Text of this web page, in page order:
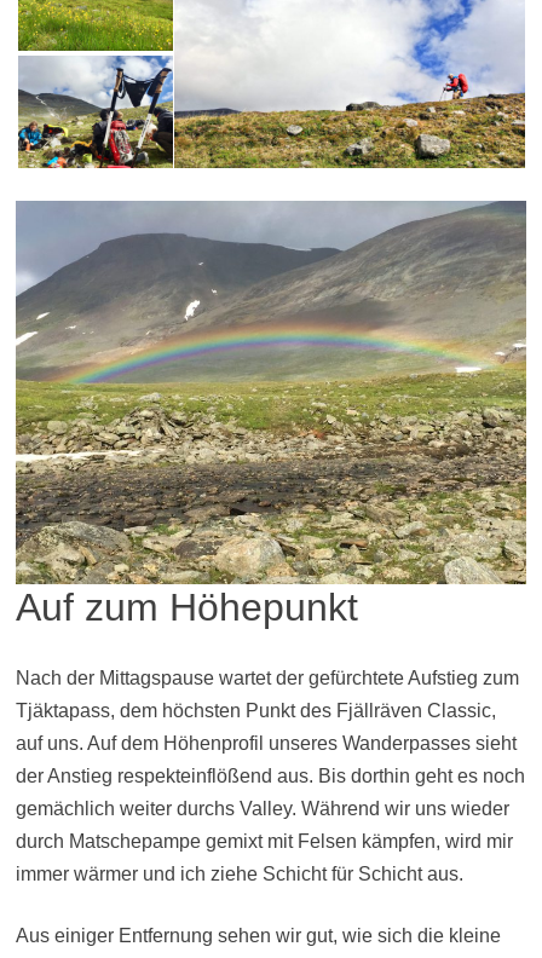
Auf zum Höhepunkt
Nach der Mittagspause wartet der gefürchtete Aufstieg zum
Tjäktapass, dem höchsten Punkt des Fjällräven Classic,
auf uns. Auf dem Höhenprofil unseres Wanderpasses sieht
der Anstieg respekteinflößend aus. Bis dorthin geht es noch
gemächlich weiter durchs Valley. Während wir uns wieder
durch Matschepampe gemixt mit Felsen kämpfen, wird mir
immer wärmer und ich ziehe Schicht für Schicht aus.
Aus einiger Entfernung sehen wir gut, wie sich die kleine